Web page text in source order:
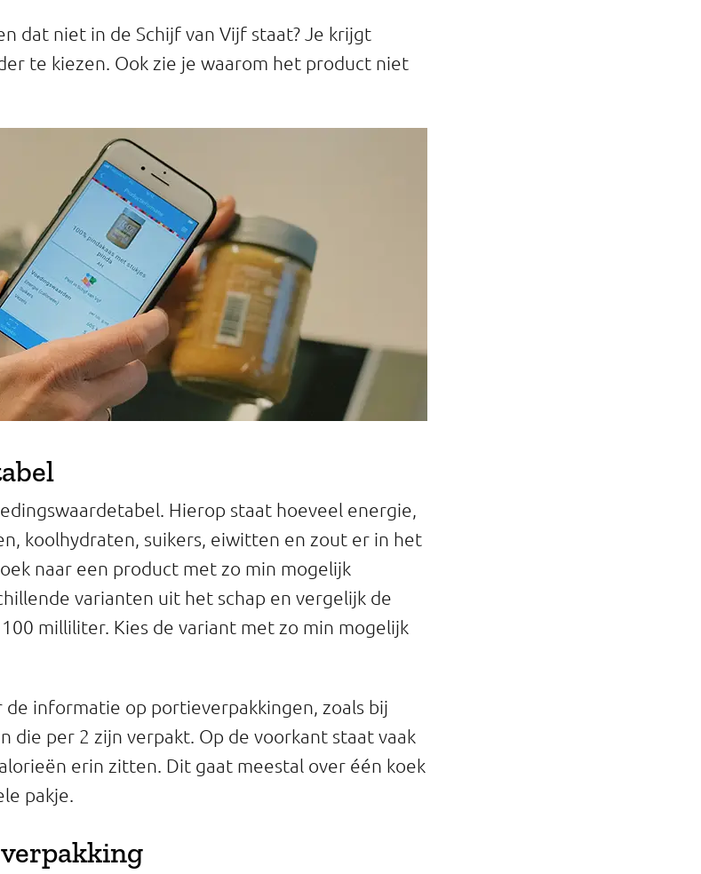
dat niet in de Schijf van Vijf staat? Je krijgt
te kiezen. Ook zie je waarom het product niet
Hierop staat hoeveel energie,
koolhydraten, suikers, eiwitten en zout er in het
naar een product met zo min mogelijk
varianten uit het schap en vergelijk de
milliliter. Kies de variant met zo min mogelijk
informatie op portieverpakkingen, zoals bij
die per 2 zijn verpakt. Op de voorkant staat vaak
erin zitten. Dit gaat meestal over één koek
pakje.